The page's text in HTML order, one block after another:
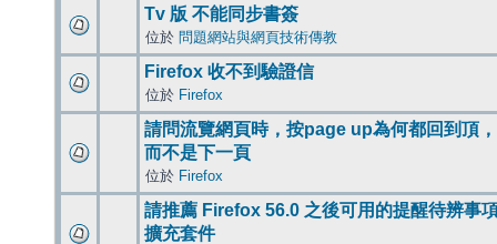
Tv 版 不能同步書簽
位於 問題網站與網頁技術傳教
Firefox 收不到驗證信
位於 Firefox
請問流覽網頁時，按page up為何都回到頂，
而不是下一頁
位於 Firefox
請推薦 Firefox 56.0 之後可用的提醒待辨事
擴充套件